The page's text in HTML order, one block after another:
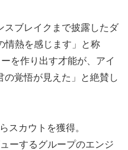
スブレイクまで披露したダ
情熱を感じます」と称
を作り出す才能が、アイ
の覚悟が見えた」と絶賛し
スカウトを獲得。
ーするグループのエンジ